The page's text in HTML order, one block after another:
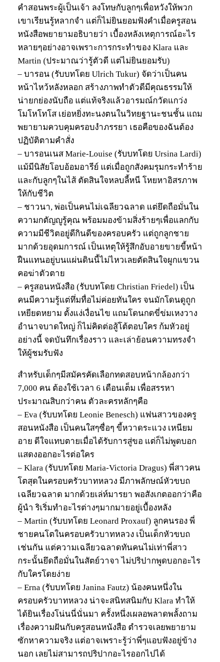
คำสอนพระผู้เป็นเจ้า ลงโทษกับลูกๆเพื่อหวังให้พวก
เขาเรียนรู้หลากจำ แต่ก็ไม่ยินยอมฟังคำเมื่อครูสอน
หนังสือพยายามอธิบายว่า เบื้องหลังเหตุการณ์อะไร
หลายๆอย่างอาจเพราะการกระทำของ Klara และ
Martin (ประมาณว่ารู้ตัวดี แต่ไม่ยินยอมรับ)
– บารอน (รับบทโดย Ulrich Tukur) จัดว่าเป็นคน
หน้าไหว้หลังหลอก สร้างภาพทำตัวดีมีคุณธรรมให้
น่ายกย่องนับถือ แต่แท้จริงแล้วอารมณ์กวัดแกว่ง
โมโหโทโส เย่อหยิ่งทะนงตนในวิทยฐานะชนชั้น แถม
พยายามควบคุมครอบงำภรรยา เธอคือของฉันต้อง
ปฏิบัติตามคำสั่ง
– บารอนเนส Marie-Louise (รับบทโดย Ursina Lardi)
แม้มีนิสัยโอบอ้อมอารีย์ แต่เมื่อถูกสังคมรุมกระทำร้าย
และกับลูกๆในไส้ ตัดสินใจหลบลี้หนี โหยหาอิสรภาพ
ให้กับชีวิต
– ชาวนา, พ่อเป็นคนไม่เฉลียวฉลาด แต่ยึดถือมั่นใน
ความกตัญญูรู้คุณ พร้อมมองข้ามสิ่งร้ายๆเพื่อแลกกับ
ความมีชีวิตอยู่ดีกินดีของครอบครัว แต่ถูกลูกชาย
มากด้วยอุดมการณ์ เป็นเหตุให้รู้สึกอับอายขายขี้หน้า
ฝืนแทนอยู่บนแผ่นดินนี้ไม่ไหวเลยตัดสินใจผูกแขวน
คอฆ่าตัวตาย
– ครูสอนหนังสือ (รับบทโดย Christian Friedel) เป็น
คนมีความรู้แต่ทึ่มทื่อไม่ค่อยทันใคร จนมักโดนดูถูก
เหยียดหยาม ตั้งแง่เงื่อนไข แถมโดนกดขี่ข่มเหงวาง
อำนาจบาดใหญ่ ก็ไม่คิดต่อสู้โต้ตอบใคร ก้มหัวอยู่
อย่างนี้ จดบันทึกเรื่องราว และเล่าย้อนความทรงจำ
ให้ผู้ชมรับฟัง
สำหรับเด็กๆมีสมัครคัดเลือกทดสอบหน้ากล้องกว่า
7,000 คน ต้องใช้เวลา 6 เดือนเต็ม เพื่อสรรหา
ประมาณสิบกว่าคน ตัวละครหลักๆคือ
– Eva (รับบทโดย Leonie Benesch) แฟนสาวของครู
สอนหนังสือ เป็นคนใสๆซื่อๆ ขี้หวาดระแวง เหนียม
อาย ดีใจแทบตายเมื่อได้รับการสู่ขอ แต่ก็ไม่พูดบอก
แสดงออกอะไรต่อใคร
– Klara (รับบทโดย Maria-Victoria Dragus) พี่สาวคน
โตสุดในครอบครัวบาทหลวง มีภาพลักษณ์หัวขบถ
เฉลียวฉลาด มากด้วยเล่ห์มารยา พอสังเกตออกว่าคือ
ผู้นำ ริเริ่มทำอะไรต่างๆมากมายอยู่เบื้องหลัง
– Martin (รับบทโดย Leonard Proxauf) ลูกคนรอง พี่
ชายคนโตในครอบครัวบาทหลวง เป็นเด็กหัวขบถ
เช่นกัน แต่ความเฉลียวฉลาดทันคนไม่เท่าพี่สาว
กระนั้นยึดถือมั่นในสัตย์วาจา ไม่ปริปากพูดบอกอะไร
กับใครโดยง่าย
– Erna (รับบทโดย Janina Fautz) น้องคนหนึ่งใน
ครอบครัวบาทหลวง น่าจะสนิทสนิมกับ Klara ทำให้
ได้ยินเรื่องโน่นนี่นั่นมา ครั้งหนึ่งเผลอพลาดพลั้งถาม
เรื่องความฝันกับครูสอนหนังสือ ตำรวจเลยพยายาม
ซักหาความจริง แต่อาจเพราะรู้ว่าพี่ๆแอบฟังอยู่ข้าง
นอก เลยไม่สามารถปริปากอะไรออกไปได้